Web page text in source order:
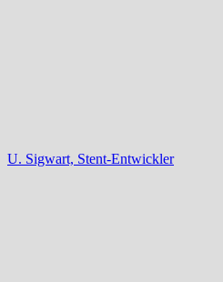
U. Sigwart, Stent-Entwickler